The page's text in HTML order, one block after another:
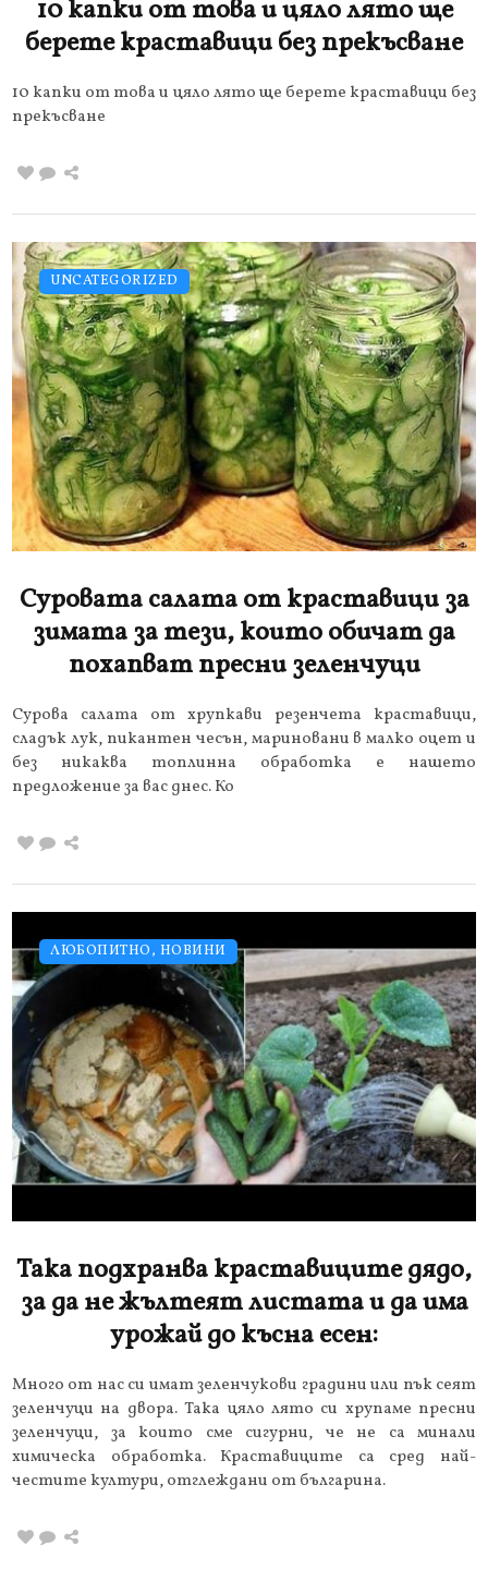
10 капки от това и цяло лято ще
берете краставици без прекъсване
10 капки от това и цяло лято ще берете краставици без
прекъсване
UNCATEGORIZED
Суровата салата от краставици за
зимата за тези, които обичат да
похапват пресни зеленчуци
Сурова салата от хрупкави резенчета краставици,
сладък лук, пикантен чесън, мариновани в малко оцет и
без никаква топлинна обработка е нашето
предложение за вас днес. Ко
ЛЮБОПИТНО, НОВИНИ
Така подхранва краставиците дядо,
за да не жълтеят листата и да има
урожай до късна есен:
Много от нас си имат зеленчукови градини или пък сеят
зеленчуци на двора. Така цяло лято си хрупаме пресни
зеленчуци, за които сме сигурни, че не са минали
химическа обработка. Краставиците са сред най-
честите култури, отглеждани от българина.